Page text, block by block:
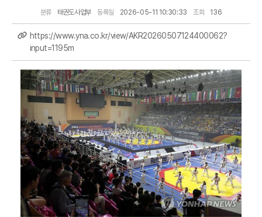
분류 태권도사업부 등록일 2026-05-11 10:30:33 조회 136
https://www.yna.co.kr/view/AKR20260507124400062?
input=1195m